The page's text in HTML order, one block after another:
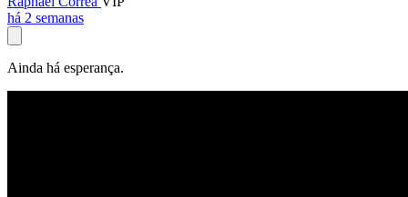
há 2 semanas
Ainda há esperança.